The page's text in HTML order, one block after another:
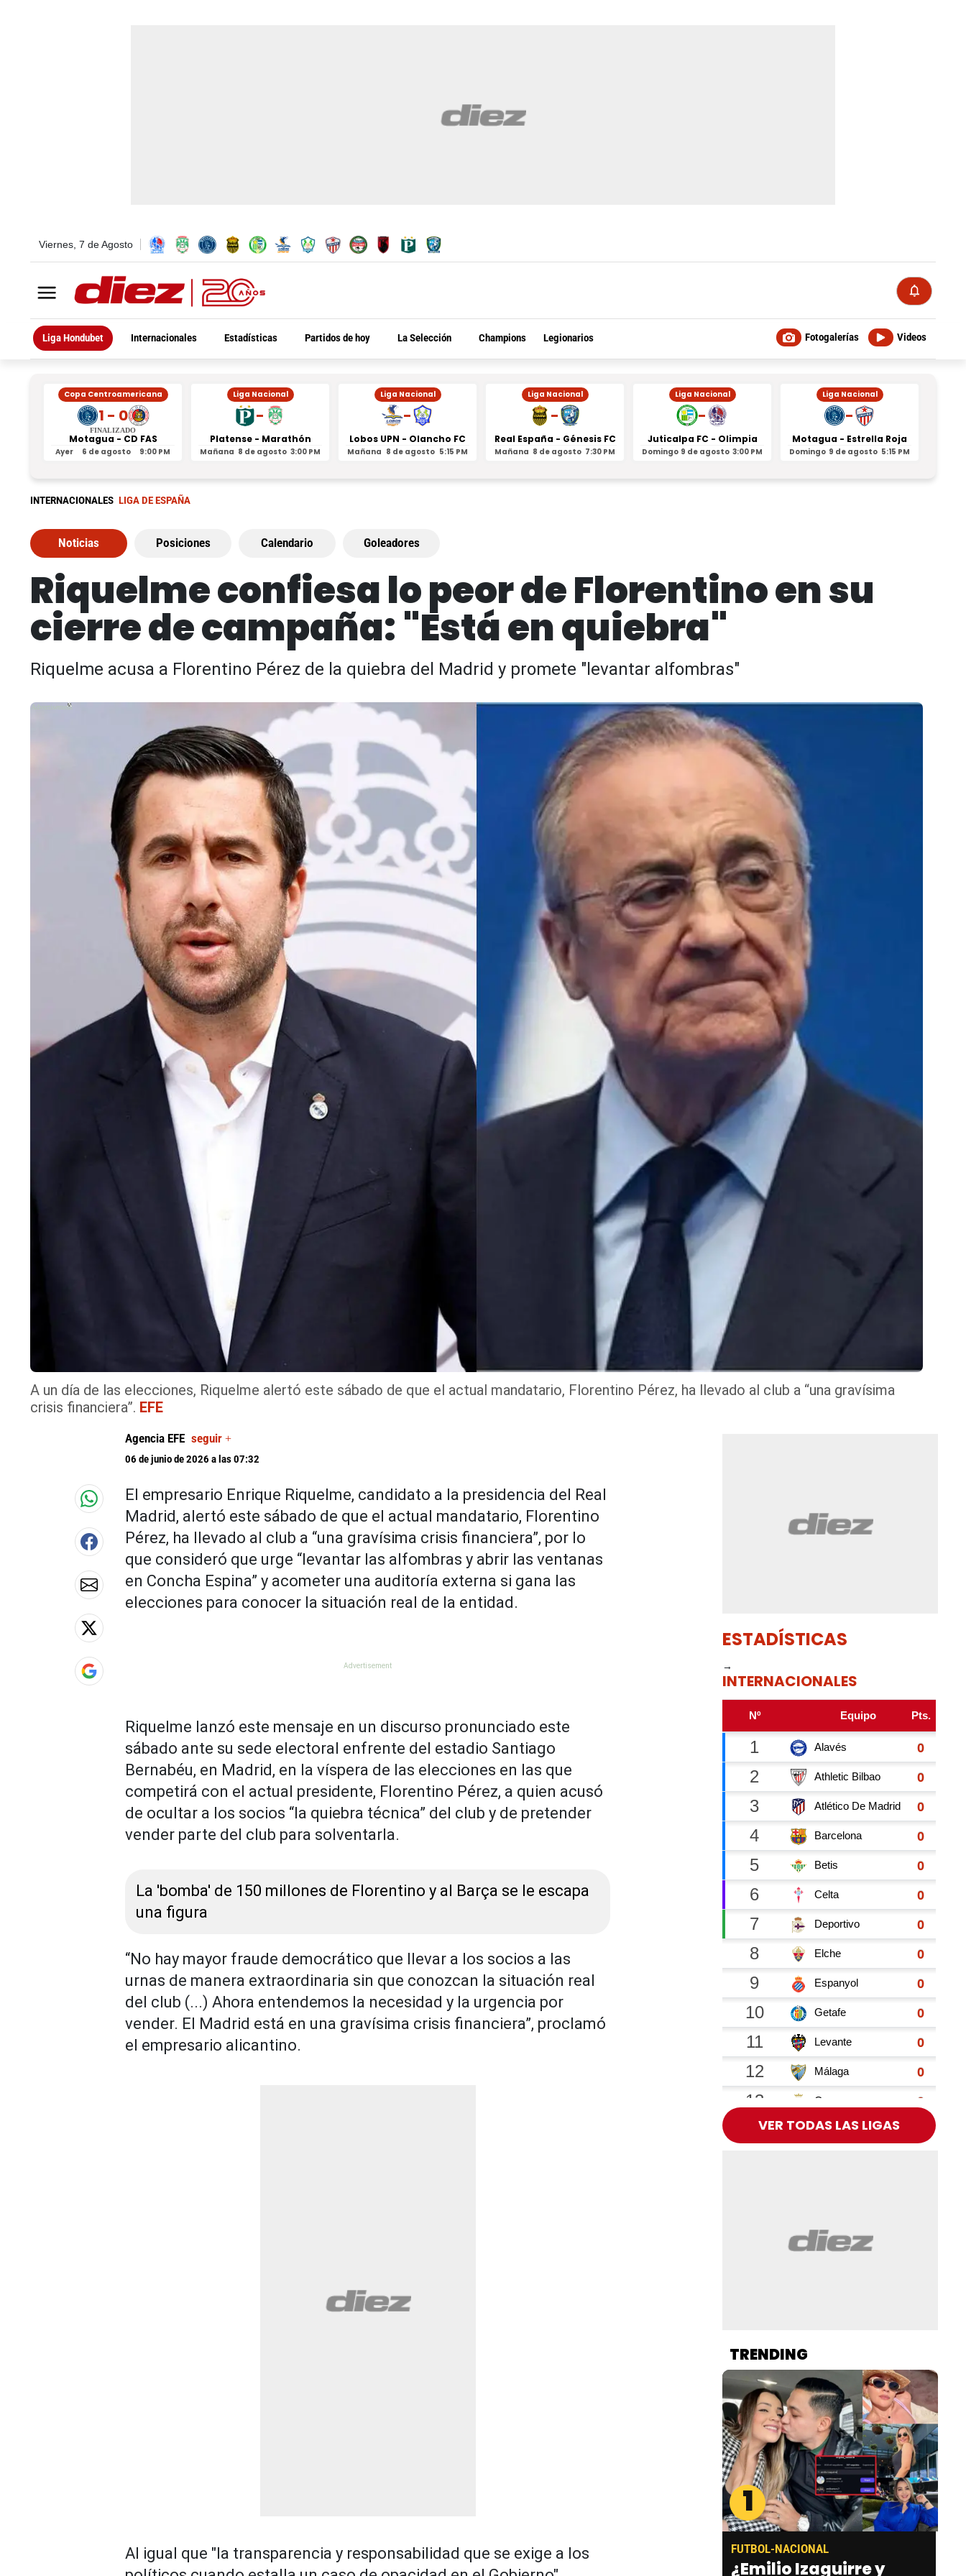
Viernes, 7 de Agosto
Liga Hondubet Internacionales Estadísticas Partidos de hoy La Selección Champions Legionarios Videos
Fotogalerías
Copa Centroamericana
1 - 0
FINALIZADO
Motagua - CD FAS
Ayer 6 de agosto 9:00 PM
Liga Nacional
-
Platense - Marathón
Mañana 8 de agosto 3:00 PM
Liga Nacional
-
Lobos UPN - Olancho FC
Mañana 8 de agosto 5:15 PM
Liga Nacional
-
Real España - Génesis FC
Mañana 8 de agosto 7:30 PM
Liga Nacional
-
Juticalpa FC - Olimpia
Domingo 9 de agosto 3:00 PM
Liga Nacional
-
Motagua - Estrella Roja
Domingo 9 de agosto 5:15 PM
INTERNACIONALES LIGA DE ESPAÑA
Noticias Posiciones Calendario Goleadores
Riquelme confiesa lo peor de Florentino en su
cierre de campaña: "Está en quiebra"
Riquelme acusa a Florentino Pérez de la quiebra del Madrid y promete "levantar alfombras"
A un día de las elecciones, Riquelme alertó este sábado de que el actual mandatario, Florentino Pérez, ha llevado al club a “una gravísima
crisis financiera”. EFE
X
Agencia EFE seguir +
06 de junio de 2026 a las 07:32
El empresario Enrique Riquelme, candidato a la presidencia del Real
Madrid, alertó este sábado de que el actual mandatario, Florentino
Pérez, ha llevado al club a “una gravísima crisis financiera”, por lo
que consideró que urge “levantar las alfombras y abrir las ventanas
en Concha Espina” y acometer una auditoría externa si gana las
elecciones para conocer la situación real de la entidad.
Riquelme lanzó este mensaje en un discurso pronunciado este
sábado ante su sede electoral enfrente del estadio Santiago
Bernabéu, en Madrid, en la víspera de las elecciones en las que
competirá con el actual presidente, Florentino Pérez, a quien acusó
de ocultar a los socios “la quiebra técnica” del club y de pretender
vender parte del club para solventarla.
La 'bomba' de 150 millones de Florentino y al Barça se le escapa
una figura
“No hay mayor fraude democrático que llevar a los socios a las
urnas de manera extraordinaria sin que conozcan la situación real
del club (...) Ahora entendemos la necesidad y la urgencia por
vender. El Madrid está en una gravísima crisis financiera”, proclamó
el empresario alicantino.
Al igual que "la transparencia y responsabilidad que se exige a los
ESTADÍSTICAS
→
INTERNACIONALES
VER TODAS LAS LIGAS
TRENDING
1
FUTBOL-NACIONAL
¿Emilio Izaguirre y